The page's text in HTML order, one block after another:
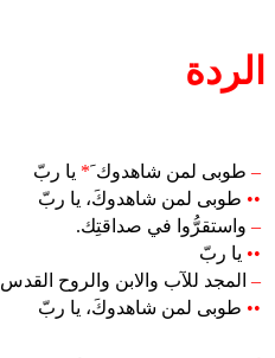
الردة
– طوبى لمن شاهدوك َ* يا ربّ
•• طوبى لمن شاهدوكَ، يا ربّ
– واستقرُّوا في صداقتِك.
•• يا ربّ
– المجد للآب والابن والروح القدس
•• طوبى لمن شاهدوكَ، يا ربّ